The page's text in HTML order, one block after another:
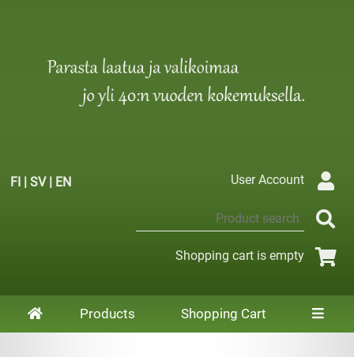
FI | SV| EN User Account
Shopping cart is empty
Products Shopping Cart